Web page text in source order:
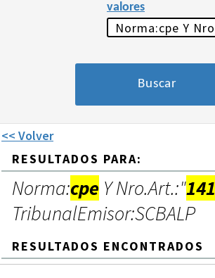
valores
<< Volver
RESULTADOS PARA:
Norma:cpe Y Nro.Art.:"141
TribunalEmisor:SCBALP
RESULTADOS ENCONTRADOS